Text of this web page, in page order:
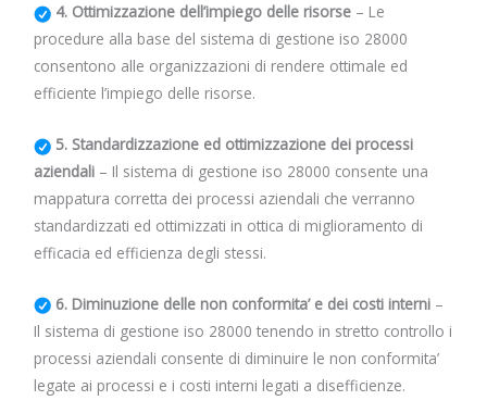
4. Ottimizzazione dell’impiego delle risorse – Le
procedure alla base del sistema di gestione iso 28000
consentono alle organizzazioni di rendere ottimale ed
efficiente l’impiego delle risorse.
5. Standardizzazione ed ottimizzazione dei processi
aziendali – Il sistema di gestione iso 28000 consente una
mappatura corretta dei processi aziendali che verranno
standardizzati ed ottimizzati in ottica di miglioramento di
efficacia ed efficienza degli stessi.
6. Diminuzione delle non conformita’ e dei costi interni –
Il sistema di gestione iso 28000 tenendo in stretto controllo i
processi aziendali consente di diminuire le non conformita’
legate ai processi e i costi interni legati a disefficienze.